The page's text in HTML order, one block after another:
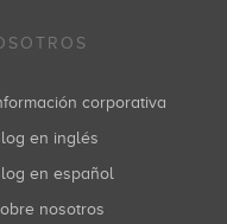
corporativa
Blog en inglés
Blog en español
Sobre nosotros